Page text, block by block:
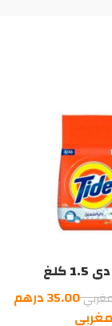
كلغ
السعر
الأصلي
35.00درهم
مغربي